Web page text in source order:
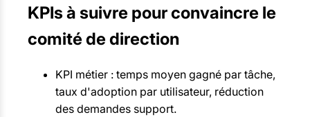
KPIs à suivre pour convaincre le
comité de direction
KPI métier : temps moyen gagné par tâche,
taux d'adoption par utilisateur, réduction
des demandes support.